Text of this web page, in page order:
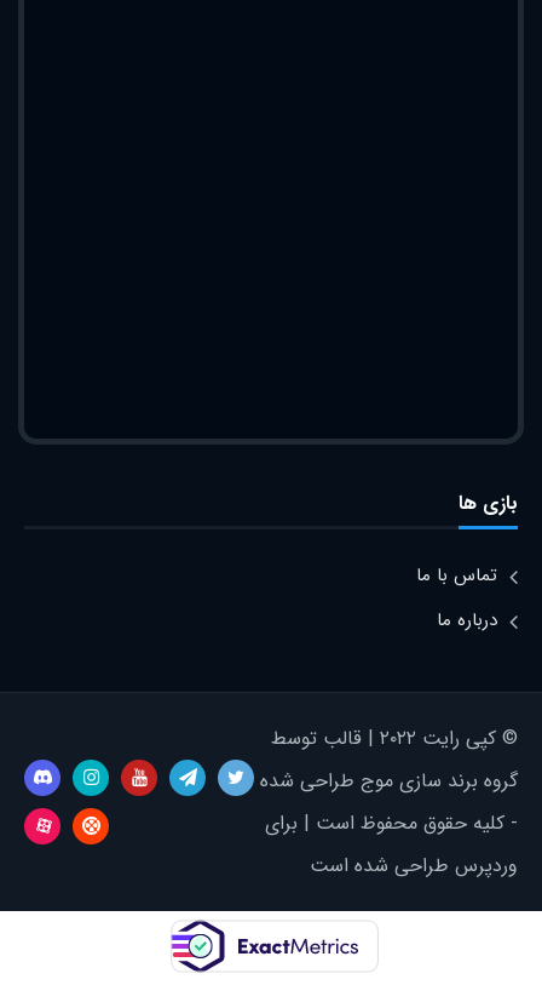
بازی ها
تماس با ما
درباره ما
© کپی رایت ۲۰۲۲ | قالب توسط
گروه برند سازی موج طراحی شده
- کلیه حقوق محفوظ است | برای
وردپرس طراحی شده است